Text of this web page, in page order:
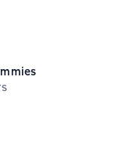
на основе 0 оценок